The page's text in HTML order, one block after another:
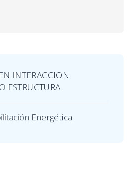
INTERACCION
ESTRUCTURA
Energética.